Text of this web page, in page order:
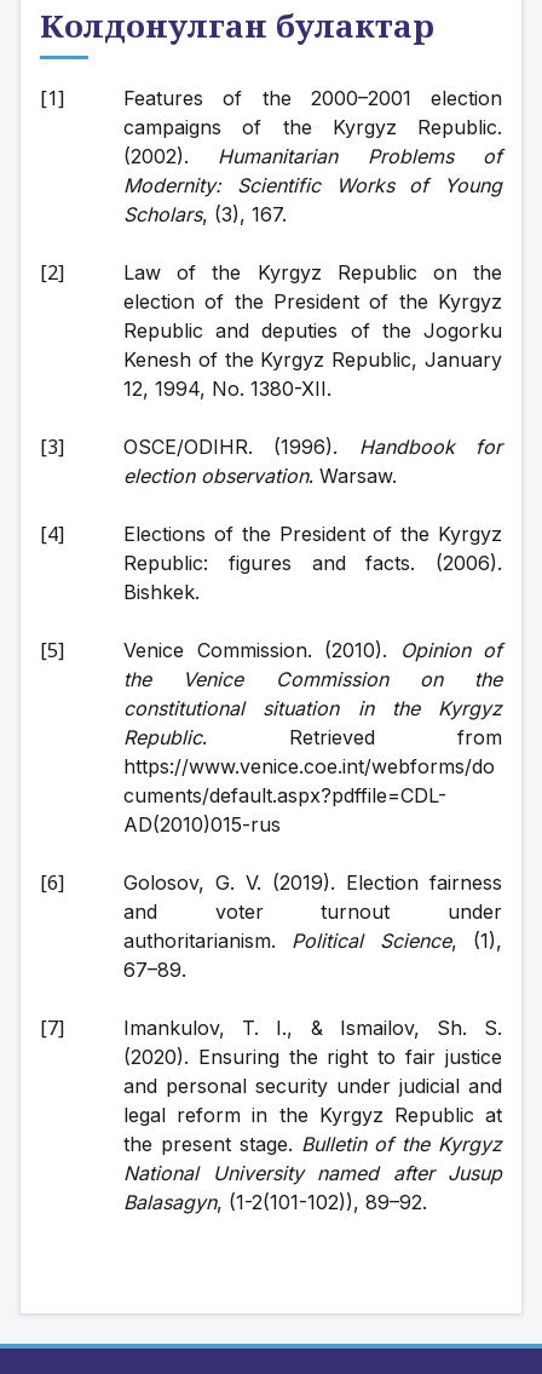
Колдонулган булактар
Features of the 2000–2001 election
campaigns of the Kyrgyz Republic.
(2002). Humanitarian Problems of
Modernity: Scientific Works of Young
Scholars, (3), 167.
Law of the Kyrgyz Republic on the
election of the President of the Kyrgyz
Republic and deputies of the Jogorku
Kenesh of the Kyrgyz Republic, January
12, 1994, No. 1380-XII.
OSCE/ODIHR. (1996). Handbook for
election observation. Warsaw.
Elections of the President of the Kyrgyz
Republic: figures and facts. (2006).
Bishkek.
Venice Commission. (2010).
Opinion of
the Venice Commission on the
constitutional situation in the Kyrgyz
Republic. Retrieved from
https://www.venice.coe.int/webforms/do
cuments/default.aspx?pdffile=CDL-
AD(2010)015-rus
Golosov, G. V. (2019). Election fairness
and voter turnout under
authoritarianism. Political Science, (1),
67–89.
Imankulov, T. I., & Ismailov, Sh. S.
(2020). Ensuring the right to fair justice
and personal security under judicial and
legal reform in the Kyrgyz Republic at
the present stage. Bulletin of the Kyrgyz
National University named after Jusup
Balasagyn, (1-2(101-102)), 89–92.